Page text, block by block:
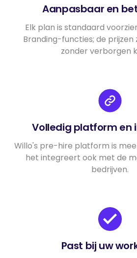
Aanpasbaar en
Elk plan is standaard
Branding-functies; de
zonder verborgen
Volledig platform en
Willo's pre-hire platform is
het integreert ook met de
bedrijven.
Past bij uw